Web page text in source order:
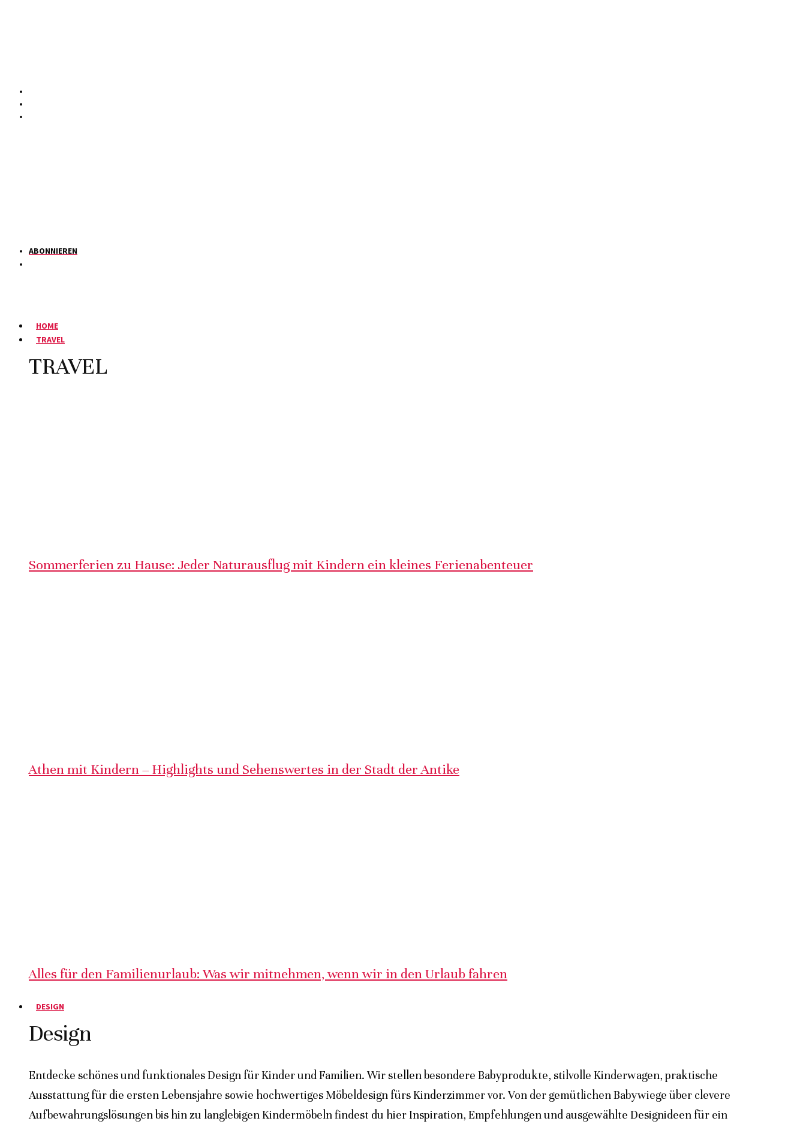
ABONNIEREN
HOME
TRAVEL
TRAVEL
Sommerferien zu Hause: Jeder Naturausflug mit Kindern ein kleines Ferienabenteuer
Athen mit Kindern – Highlights und Sehenswertes in der Stadt der Antike
Alles für den Familienurlaub: Was wir mitnehmen, wenn wir in den Urlaub fahren
DESIGN
Design
Entdecke schönes und funktionales Design für Kinder und Familien. Wir stellen besondere Babyprodukte, stilvolle Kinderwagen, praktische
Ausstattung für die ersten Lebensjahre sowie hochwertiges Möbeldesign fürs Kinderzimmer vor. Von der gemütlichen Babywiege über clevere
Aufbewahrungslösungen bis hin zu langlebigen Kindermöbeln findest du hier Inspiration, Empfehlungen und ausgewählte Designideen für ein